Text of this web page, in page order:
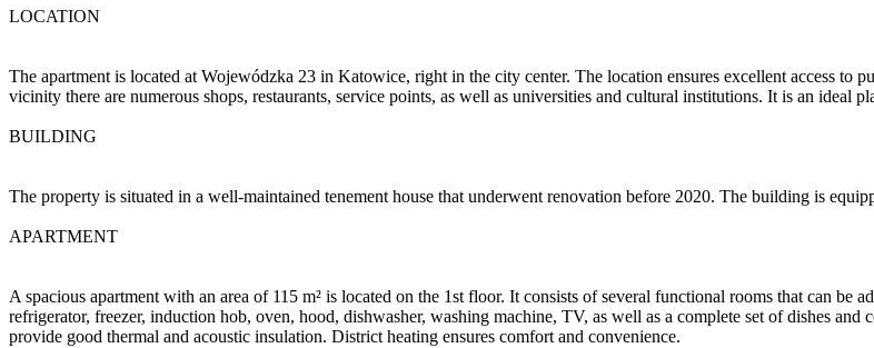
LOCATION
The apartment is located at Wojewódzka 23 in Katowice, right in the city center. The location ensures excellent access to
vicinity there are numerous shops, restaurants, service points, as well as universities and cultural institutions. It is an ideal
BUILDING
The property is situated in a well-maintained tenement house that underwent renovation before 2020. The building is
APARTMENT
A spacious apartment with an area of 115 m² is located on the 1st floor. It consists of several functional rooms that can be
refrigerator, freezer, induction hob, oven, hood, dishwasher, washing machine, TV, as well as a complete set of dishes
provide good thermal and acoustic insulation. District heating ensures comfort and convenience.